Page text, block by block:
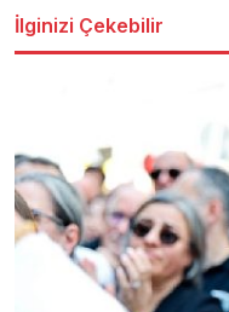
İlginizi Çekebilir